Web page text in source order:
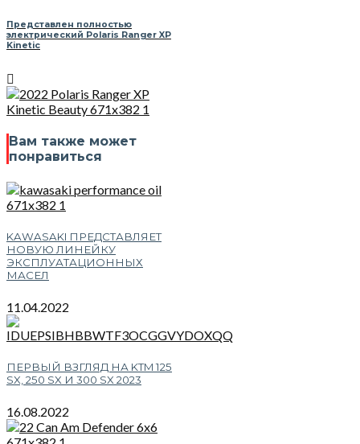
Представлен полностью
электрический Polaris Ranger XP
Kinetic
Вам также может
понравиться
KAWASAKI ПРЕДСТАВЛЯЕТ
НОВУЮ ЛИНЕЙКУ
ЭКСПЛУАТАЦИОННЫХ
МАСЕЛ
11.04.2022
ПЕРВЫЙ ВЗГЛЯД НА KTM 125
SX, 250 SX И 300 SX 2023
16.08.2022